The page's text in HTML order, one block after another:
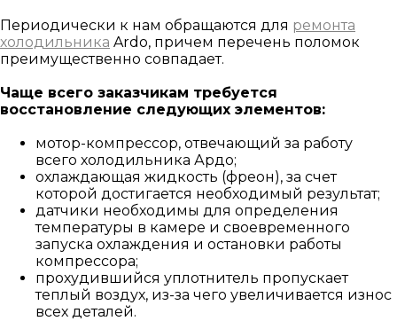
Периодически к нам обращаются для ремонта
холодильника Ardo, причем перечень поломок
преимущественно совпадает.
Чаще всего заказчикам требуется
восстановление следующих элементов:
мотор-компрессор, отвечающий за работу
всего холодильника Ардо;
охлаждающая жидкость (фреон), за счет
которой достигается необходимый результат;
датчики необходимы для определения
температуры в камере и своевременного
запуска охлаждения и остановки работы
компрессора;
прохудившийся уплотнитель пропускает
теплый воздух, из-за чего увеличивается износ
всех деталей.